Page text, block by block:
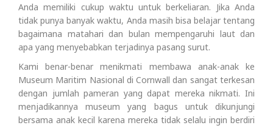
Anda memiliki cukup waktu untuk berkeliaran. Jika Anda
tidak punya banyak waktu, Anda masih bisa belajar tentang
bagaimana matahari dan bulan mempengaruhi laut dan
apa yang menyebabkan terjadinya pasang surut.
Kami benar-benar menikmati membawa anak-anak ke
Museum Maritim Nasional di Cornwall dan sangat terkesan
dengan jumlah pameran yang dapat mereka nikmati. Ini
menjadikannya museum yang bagus untuk dikunjungi
bersama anak kecil karena mereka tidak selalu ingin berdiri